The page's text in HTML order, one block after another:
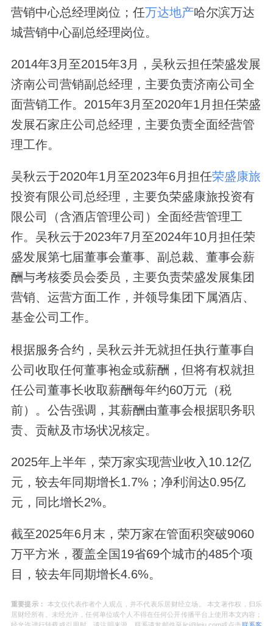
营销中心总经理岗位；任万达地产哈尔滨万达
城营销中心副总经理岗位。
2014年3月至2015年3月，吴秋云担任荣盛发展
济南公司营销副总经理，主要负责济南公司全
面营销工作。2015年3月至2020年1月担任荣盛
发展石家庄公司总经理，主要负责全面经营管
理工作。
吴秋云于2020年1月至2023年6月担任荣盛康旅
投资有限公司总经理，主要负荣盛康旅投资有
限公司（含酒店管理公司）全面经营管理工
作。吴秋云于2023年7月至2024年10月担任荣
盛发展第七届董事会董事、副总裁、董事会薪
酬与考核委员会委员，主要负责荣盛发展集团
营销、运营方面工作，并领导集团下属酒店、
基金公司工作。
根据服务合约，吴秋云并无就担任执行董事自
公司收取任何董事袍金或薪酬，但将有权就担
任公司董事长收取薪酬每年约60万元（税
前）。公告强调，其薪酬由董事会根据职务职
责、贡献及市场状况核定。
2025年上半年，荣万家实现营业收入10.12亿
元，较去年同期增长1.7%；净利润达0.95亿
元，同比增长2%。
截至2025年6月末，荣万家在管面积突破9060
万平方米，覆盖全国19省69个城市的485个项
目，较去年同期增长4.6%。
重要提示：
本文仅代表作者个人观点，并不代表乐居财经立场。 本文著作权，归乐
居财经所有。未经允许，任何单位或个人不得在任何公开传播平台上使用本文内容；